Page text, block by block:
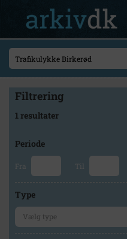
Filtrering
1 resultater
Periode
Fra Til
Type